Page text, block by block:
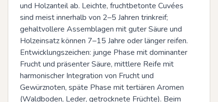
und Holzanteil ab. Leichte, fruchtbetonte Cuvées
sind meist innerhalb von 2–5 Jahren trinkreif;
gehaltvollere Assemblagen mit guter Säure und
Holzeinsatz können 7–15 Jahre oder länger reifen.
Entwicklungszeichen: junge Phase mit dominanter
Frucht und präsenter Säure, mittlere Reife mit
harmonischer Integration von Frucht und
Gewürznoten, späte Phase mit tertiären Aromen
(Waldboden, Leder, getrocknete Früchte). Beim